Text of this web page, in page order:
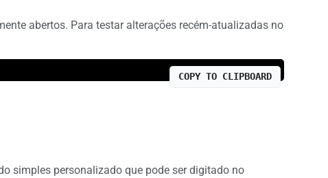
abertos. Para testar alterações recém-atualizadas no
COPY TO CLIPBOARD
simples personalizado que pode ser digitado no